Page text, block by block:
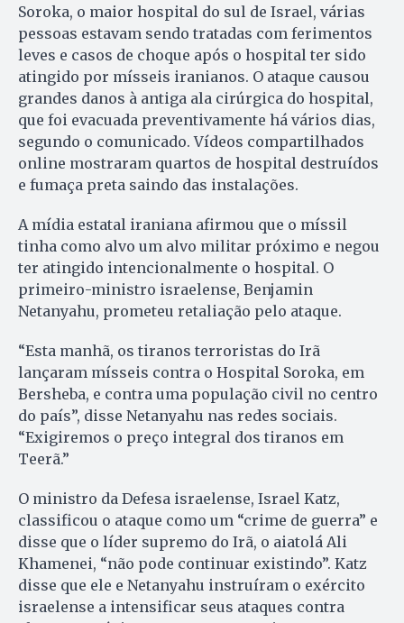
Soroka, o maior hospital do sul de Israel, várias
pessoas estavam sendo tratadas com ferimentos
leves e casos de choque após o hospital ter sido
atingido por mísseis iranianos. O ataque causou
grandes danos à antiga ala cirúrgica do hospital,
que foi evacuada preventivamente há vários dias,
segundo o comunicado. Vídeos compartilhados
online mostraram quartos de hospital destruídos
e fumaça preta saindo das instalações.
A mídia estatal iraniana afirmou que o míssil
tinha como alvo um alvo militar próximo e negou
ter atingido intencionalmente o hospital. O
primeiro-ministro israelense, Benjamin
Netanyahu, prometeu retaliação pelo ataque.
“Esta manhã, os tiranos terroristas do Irã
lançaram mísseis contra o Hospital Soroka, em
Bersheba, e contra uma população civil no centro
do país”, disse Netanyahu nas redes sociais.
“Exigiremos o preço integral dos tiranos em
Teerã.”
O ministro da Defesa israelense, Israel Katz,
classificou o ataque como um “crime de guerra” e
disse que o líder supremo do Irã, o aiatolá Ali
Khamenei, “não pode continuar existindo”. Katz
disse que ele e Netanyahu instruíram o exército
israelense a intensificar seus ataques contra